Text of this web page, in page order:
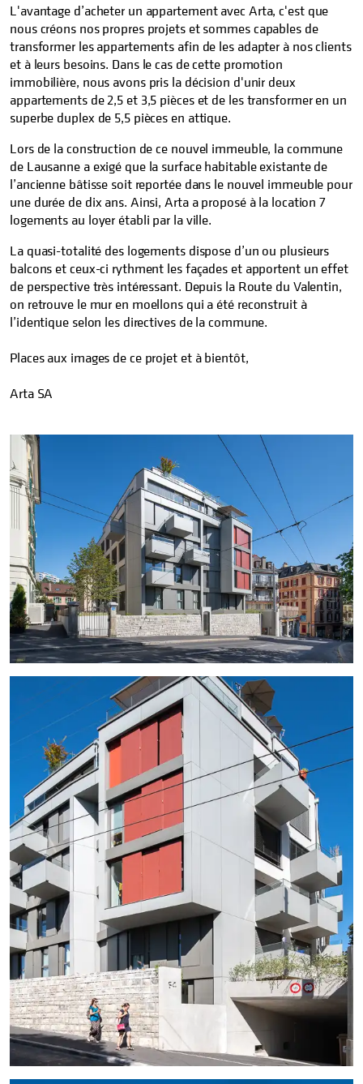
L'avantage d’acheter un appartement avec Arta, c'est que
nous créons nos propres projets et sommes capables de
transformer les appartements afin de les adapter à nos clients
et à leurs besoins. Dans le cas de cette promotion
immobilière, nous avons pris la décision d'unir deux
appartements de 2,5 et 3,5 pièces et de les transformer en un
superbe duplex de 5,5 pièces en attique.
Lors de la construction de ce nouvel immeuble, la commune
de Lausanne a exigé que la surface habitable existante de
l’ancienne bâtisse soit reportée dans le nouvel immeuble pour
une durée de dix ans. Ainsi, Arta a proposé à la location 7
logements au loyer établi par la ville.
La quasi-totalité des logements dispose d’un ou plusieurs
balcons et ceux-ci rythment les façades et apportent un effet
de perspective très intéressant. Depuis la Route du Valentin,
on retrouve le mur en moellons qui a été reconstruit à
l’identique selon les directives de la commune.
Places aux images de ce projet et à bientôt,
Arta SA